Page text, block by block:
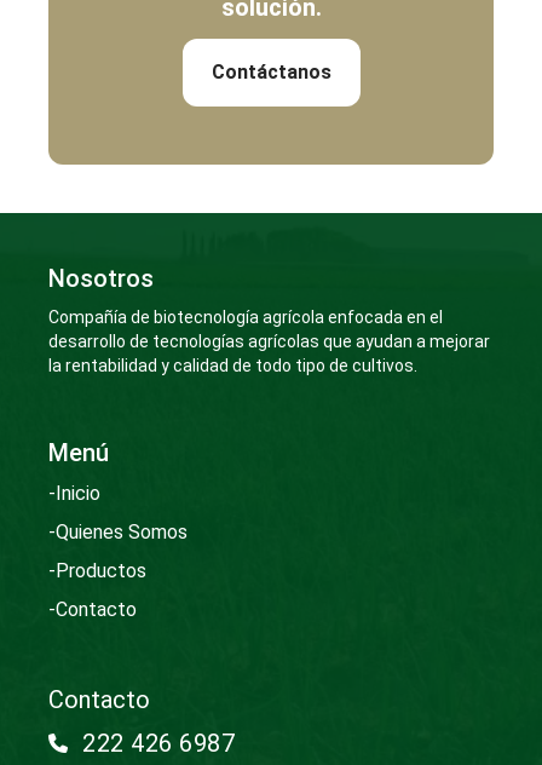
solución.
Contáctanos
Nosotros
Compañía de biotecnología agrícola enfocada en el
desarrollo de tecnologías agrícolas que ayudan a mejorar
la rentabilidad y calidad de todo tipo de cultivos.
Menú
-Inicio
-Quienes Somos
-Productos
-Contacto
Contacto
222 426 6987